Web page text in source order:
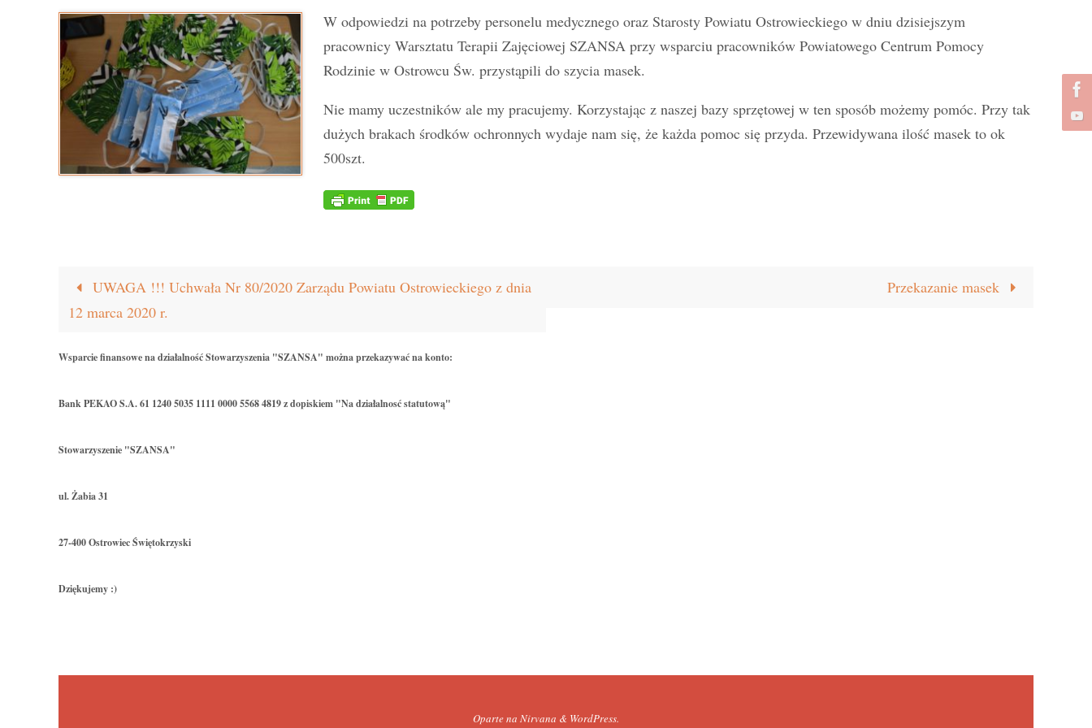
W odpowiedzi na potrzeby personelu medycznego oraz Starosty Powiatu Ostrowieckiego w dniu dzisiejszym
pracownicy Warsztatu Terapii Zajęciowej SZANSA przy wsparciu pracowników Powiatowego Centrum Pomocy
Rodzinie w Ostrowcu Św. przystąpili do szycia masek.
Nie mamy uczestników ale my pracujemy. Korzystając z naszej bazy sprzętowej w ten sposób możemy pomóc. Przy tak
dużych brakach środków ochronnych wydaje nam się, że każda pomoc się przyda. Przewidywana ilość masek to ok
500szt.
UWAGA !!! Uchwała Nr 80/2020 Zarządu Powiatu Ostrowieckiego z dnia
12 marca 2020 r.
Przekazanie masek
Wsparcie finansowe na działalność Stowarzyszenia "SZANSA" można przekazywać na konto:
Bank PEKAO S.A. 61 1240 5035 1111 0000 5568 4819 z dopiskiem "Na działalnosć statutową"
Stowarzyszenie "SZANSA"
ul. Żabia 31
27-400 Ostrowiec Świętokrzyski
Dziękujemy :)
Oparte na Nirvana & WordPress.